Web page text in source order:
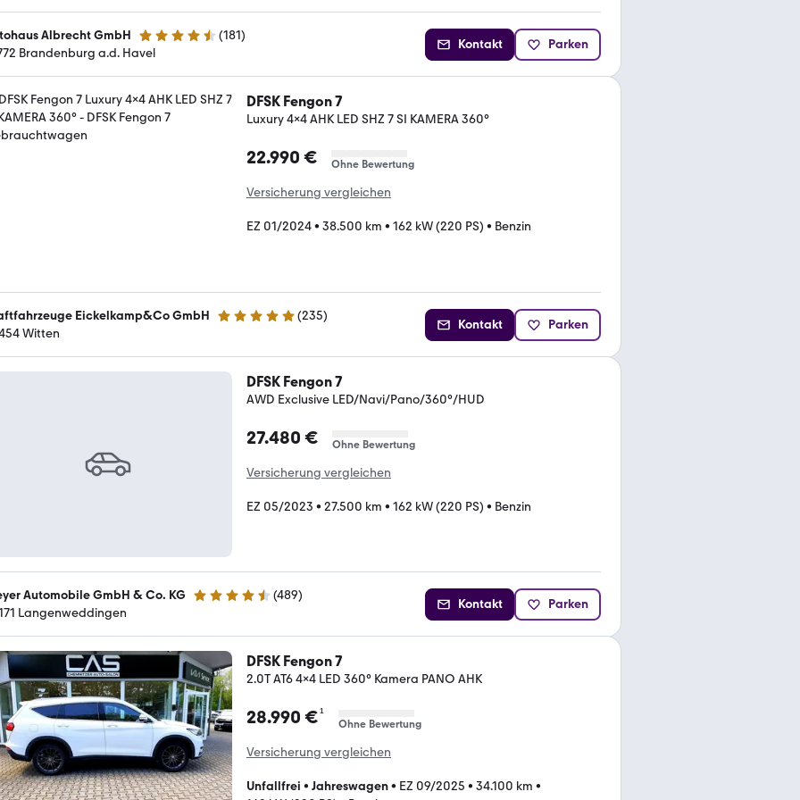
Albrecht GmbH 4.3 Sterne (181)
Brandenburg a.d. Havel
Kontakt Parken
DFSK Fengon 7
Luxury 4x4 AHK LED SHZ 7 SI KAMERA 360°
22.990 € Ohne Bewertung
Versicherung vergleichen
EZ 01/2024• 38.500 km • 162 kW (220 PS) • Benzin
Eickelkamp&Co GmbH 4.8 Sterne (235)
Witten
Kontakt Parken
DFSK Fengon 7
AWD Exclusive LED/Navi/Pano/360°/HUD
27.480 € Ohne Bewertung
Versicherung vergleichen
EZ 05/2023 • 27.500 km • 162 kW (220 PS) • Benzin
Automobile GmbH & Co. KG 4.6 Sterne (489)
Langenweddingen
Kontakt Parken
DFSK Fengon 7
2.0T AT6 4x4 LED 360° Kamera PANO AHK
28.990 €¹
Ohne Bewertung
Versicherung vergleichen
Unfallfrei • Jahreswagen• EZ 09/2025 • 34.100 km •